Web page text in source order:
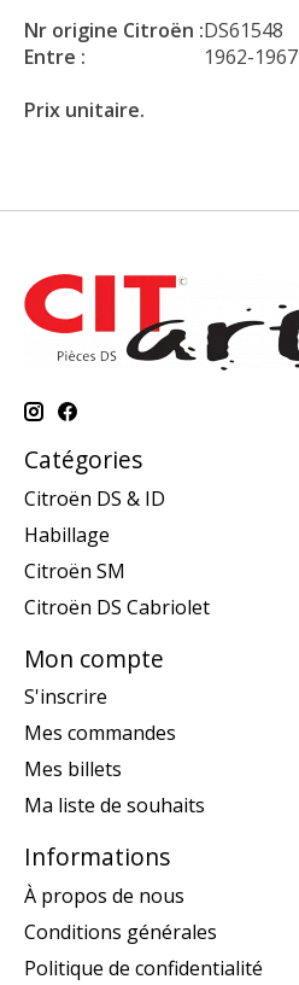
Nr origine Citroën :DS61548
Entre :
1962-1967
Prix unitaire.
Catégories
Citroën DS & ID
Habillage
Citroën SM
Citroën DS Cabriolet
Mon compte
S'inscrire
Mes commandes
Mes billets
Ma liste de souhaits
Informations
À propos de nous
Conditions générales
Politique de confidentialité